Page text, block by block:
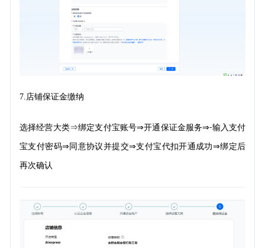
7.店铺保证金缴纳
选择经营大类⇒绑定支付宝账号⇒开通保证金服务⇒-输入支付
宝支付密码⇒ 同意协议并提交⇒支付宝代扣开通成功⇒绑定后
再次确认